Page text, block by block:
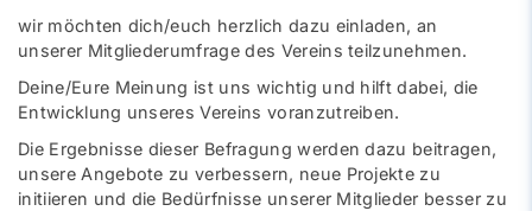
wir möchten dich/euch herzlich dazu einladen, an
unserer Mitgliederumfrage des Vereins teilzunehmen.
Deine/Eure Meinung ist uns wichtig und hilft dabei, die
Entwicklung unseres Vereins voranzutreiben.
Die Ergebnisse dieser Befragung werden dazu beitragen,
unsere Angebote zu verbessern, neue Projekte zu
initiieren und die Bedürfnisse unserer Mitglieder besser zu